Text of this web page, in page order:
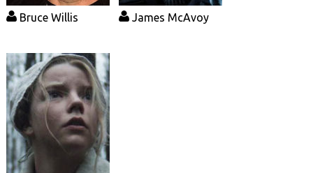
Bruce Willis James McAvoy